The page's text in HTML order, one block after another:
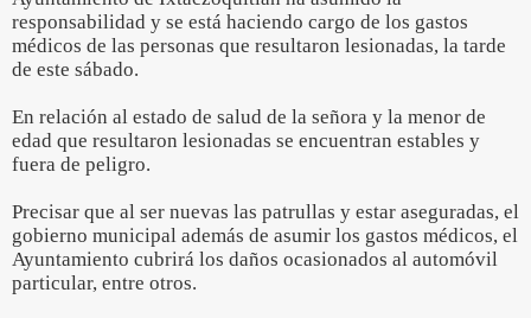
responsabilidad y se está haciendo cargo de los gastos
médicos de las personas que resultaron lesionadas, la tarde
de este sábado.
En relación al estado de salud de la señora y la menor de
edad que resultaron lesionadas se encuentran estables y
fuera de peligro.
Precisar que al ser nuevas las patrullas y estar aseguradas, el
gobierno municipal además de asumir los gastos médicos, el
Ayuntamiento cubrirá los daños ocasionados al automóvil
particular, entre otros.